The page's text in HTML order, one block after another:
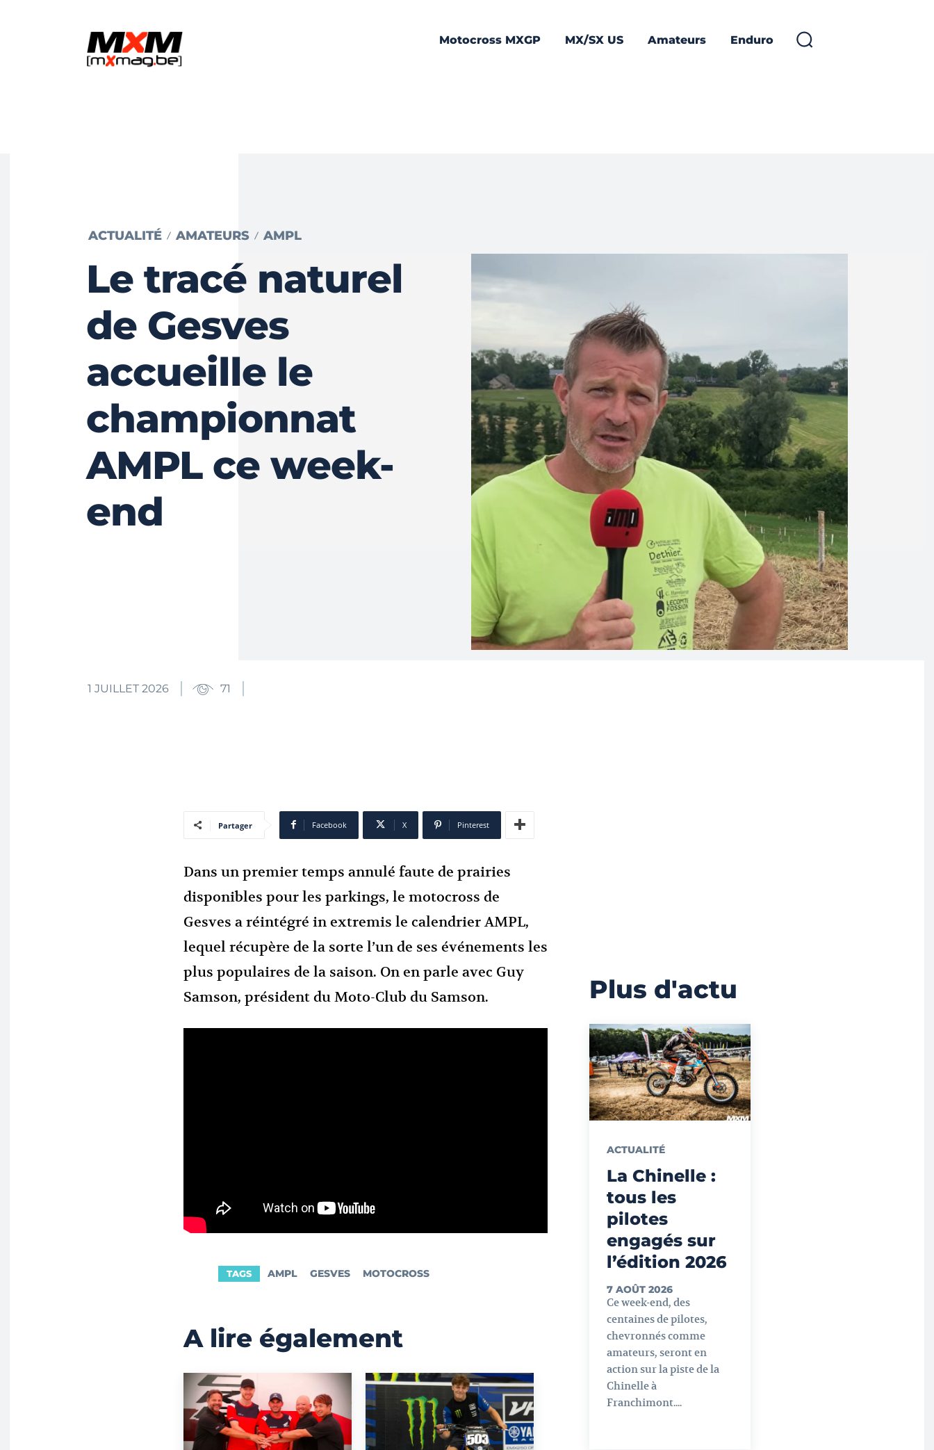
Motocross MXGP MX/SX US Amateurs Enduro
ACTUALITÉ AMATEURS AMPL
Le tracé naturel
de Gesves
accueille le
championnat
AMPL ce week-
end
1 JUILLET 2026 71
Partager Facebook X Pinterest
Dans un premier temps annulé faute de prairies
disponibles pour les parkings, le motocross de
Gesves a réintégré in extremis le calendrier AMPL,
lequel récupère de la sorte l’un de ses événements les
plus populaires de la saison. On en parle avec Guy
Samson, président du Moto-Club du Samson.
TAGS AMPL GESVES MOTOCROSS
A lire également
Plus d'actu
ACTUALITÉ
La Chinelle :
tous les
pilotes
engagés sur
l’édition 2026
7 AOÛT 2026
Ce week-end, des
centaines de pilotes,
chevronnés comme
amateurs, seront en
action sur la piste de la
Chinelle à
Franchimont....